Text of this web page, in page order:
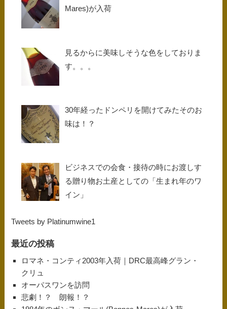
Mares)が入荷
見るからに美味しそうな色をしておりま
す。。。
30年経ったドンペリを開けてみたそのお
味は！？
ビジネスでの会食・接待の時にお渡しす
る贈り物お土産としての「生まれ年のワ
イン」
Tweets by Platinumwine1
最近の投稿
ロマネ・コンティ2003年入荷｜DRC最高峰グラン・
クリュ
オーパスワンを訪問
悲劇！？ 朗報！？